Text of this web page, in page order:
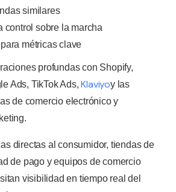
similares
control sobre la marcha
métricas clave
profundas con Shopify,
Ads, TikTok Ads, Klaviyoy las
de comercio electrónico y
directas al consumidor, tiendas de
de pago y equipos de comercio
visibilidad en tiempo real del